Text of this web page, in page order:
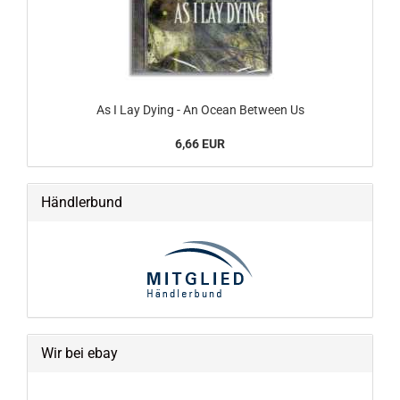
As I Lay Dying - An Ocean Between Us
6,66 EUR
Händlerbund
Wir bei ebay